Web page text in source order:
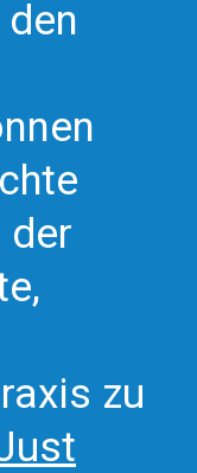
der
zu